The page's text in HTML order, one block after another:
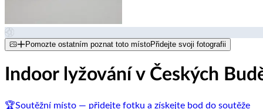
Pomozte ostatním poznat toto místoPřidejte svoji fotografii
Indoor lyžování v Českých
🏆Soutěžní místo — přidejte fotku a získejte bod do soutěže